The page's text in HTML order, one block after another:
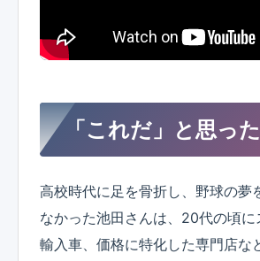
「これだ」と思っ
高校時代に足を骨折し、野球の夢
なかった池田さんは、20代の頃
輸入車、価格に特化した専門店な